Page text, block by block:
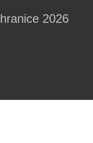
2026